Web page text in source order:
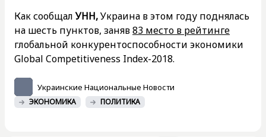
Как сообщалУНН,Украина в этом году поднялась
на шесть пунктов, заняв83 место в рейтинге
глобальной конкурентоспособности экономики
Global Competitiveness Index-2018.
Украинские Национальные Новости
ЭКОНОМИКА ПОЛИТИКА